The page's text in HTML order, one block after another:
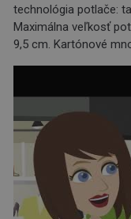
technológia potlače:
Maximálna veľkosť
9,5 cm. Kartónové